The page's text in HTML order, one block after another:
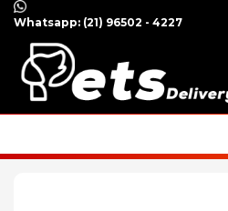
Skip
content
Whatsapp: (21) 96502 - 4227